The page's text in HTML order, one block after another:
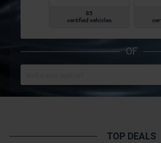
85
certified vehicles
OF
TOP DEALS